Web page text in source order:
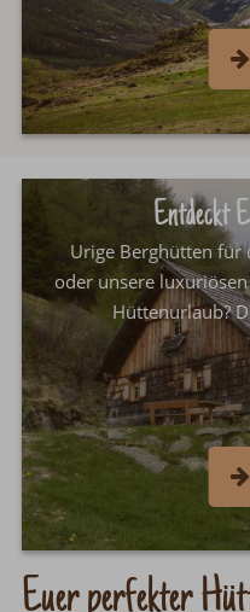
Entdeckt
Urige Berghütten für
oder unsere
Hüttenurlaub?
Euer perfekter